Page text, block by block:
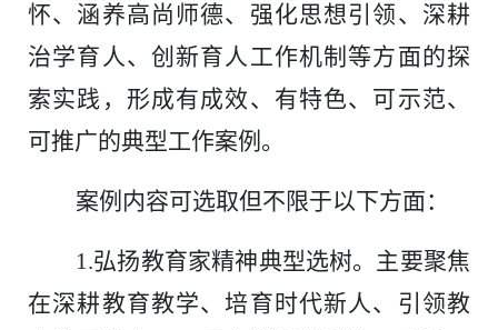
怀、涵养高尚师德、强化思想引领、深耕
治学育人、创新育人工作机制等方面的探
索实践，形成有成效、有特色、可示范、
可推广的典型工作案例。
案例内容可选取但不限于以下方面：
1.弘扬教育家精神典型选树。主要聚焦
在深耕教育教学、培育时代新人、引领教